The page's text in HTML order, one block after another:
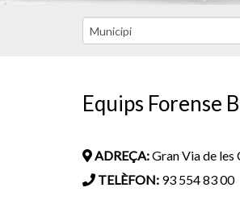
Equips Forense
ADREÇA:Gran Via de les
TELÈFON: 93 554 83 00